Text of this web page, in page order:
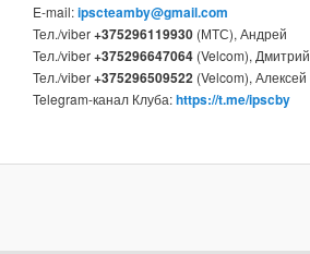
E-mail:ipscteamby@gmail.com
Тел./viber+375296119930 (МТС), Андрей
Тел./viber+375296647064 (Velcom), Дмитрий
Тел./viber+375296509522 (Velcom), Алексей
Telegram-канал Клуба:https://t.me/ipscby